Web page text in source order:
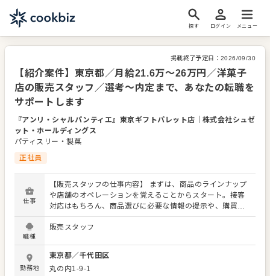
探す ログイン メニュー
掲載終了予定日： 2026/09/30
【紹介案件】東京都／月給21.6万～26万円／洋菓子
店の販売スタッフ／選考～内定まで、あなたの転職を
サポートします
『アンリ・シャルパンティエ』東京ギフトパレット店 ｜株式会社シュゼ
ット・ホールディングス
パティスリー・製菓
正社員
仕事
【販売スタッフの仕事内容】 まずは、商品のラインナップ
や店舗のオペレーションを覚えることからスタート。接客
対応はもちろん、商品選びに必要な情報の提示や、購買意
欲を掻き立てるような陳列にもチャレンジをお願いしま
す！ お店の顔として、お客さまから直接感謝の言葉をいた
す。内容は店舗メンバーに共有しながら、よりよいお店づ
くりを心がけてください。オペレーション改善などのアイ
デアも大歓迎です。 【具体的には…】 ・商品の陳列、POP
職種
販売スタッフ
勤務地
東京都／千代田区
丸の内1-9-1